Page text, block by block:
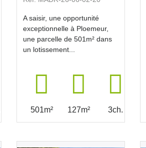
A saisir, une opportunité
exceptionnelle à Ploemeur,
une parcelle de 501m² dans
un lotissement...
501m² 127m² 3ch.